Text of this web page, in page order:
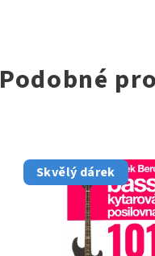
Podobné
Skvělý dárek